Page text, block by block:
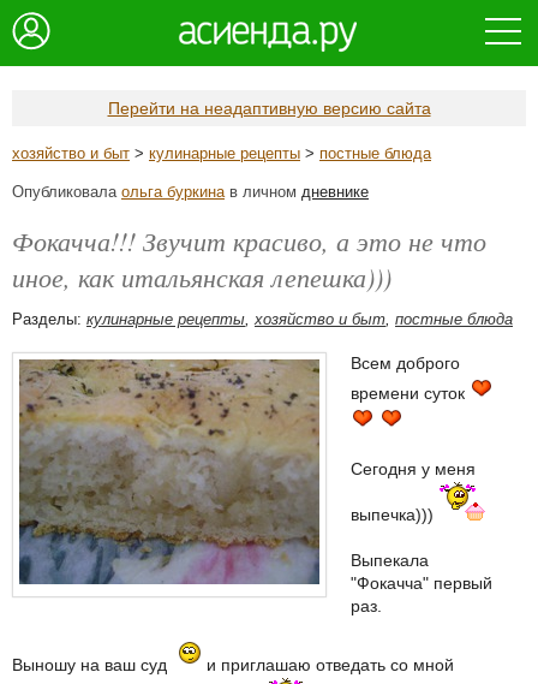
Перейти на неадаптивную версию сайта
хозяйство и быт > кулинарные рецепты > постные блюда
Опубликовала ольга буркинав личном дневнике
Фокачча!!! Звучит красиво, а это не что
иное, как итальянская лепешка)))
Разделы: кулинарные рецепты,хозяйство и быт, постные блюда
Всем доброго
времени суток
Сегодня у меня
выпечка)))
Выпекала
"Фокачча" первый
раз.
Выношу на ваш суд и приглашаю отведать со мной